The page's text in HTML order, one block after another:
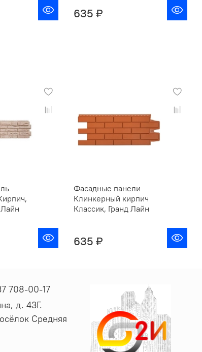
635 ₽
Фасадные панели
Клинкерный кирпич
Классик, Гранд Лайн
635 ₽
708-00-17
д. 43Г.
Средняя